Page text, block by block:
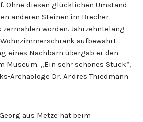
Ohne diesen glücklichen Umstand
anderen Steinen im Brecher
worden. Jahrzehntelang
aufbewahrt.
eines Nachbarn übergab er den
Museum. „Ein sehr schönes Stück”,
Archäologe Dr. Andres Thiedmann
aus Metze hat beim